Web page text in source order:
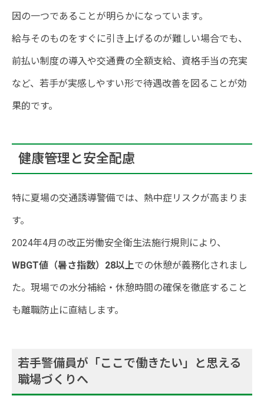
因の一つであることが明らかになっています。
給与そのものをすぐに引き上げるのが難しい場合でも、
前払い制度の導入や交通費の全額支給、資格手当の充実
など、若手が実感しやすい形で待遇改善を図ることが効
果的です。
健康管理と安全配慮
特に夏場の交通誘導警備では、熱中症リスクが高まりま
す。
2024年4月の改正労働安全衛生法施行規則により、
WBGT値（暑さ指数）28以上での休憩が義務化されまし
た。現場での水分補給・休憩時間の確保を徹底すること
も離職防止に直結します。
若手警備員が「ここで働きたい」と思える
職場づくりへ